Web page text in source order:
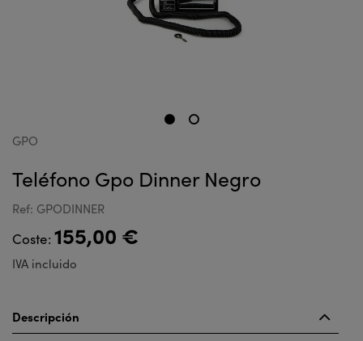
GPO
Teléfono Gpo Dinner Negro
Ref: GPODINNER
Coste: 155,00 €
IVA incluido
Descripción